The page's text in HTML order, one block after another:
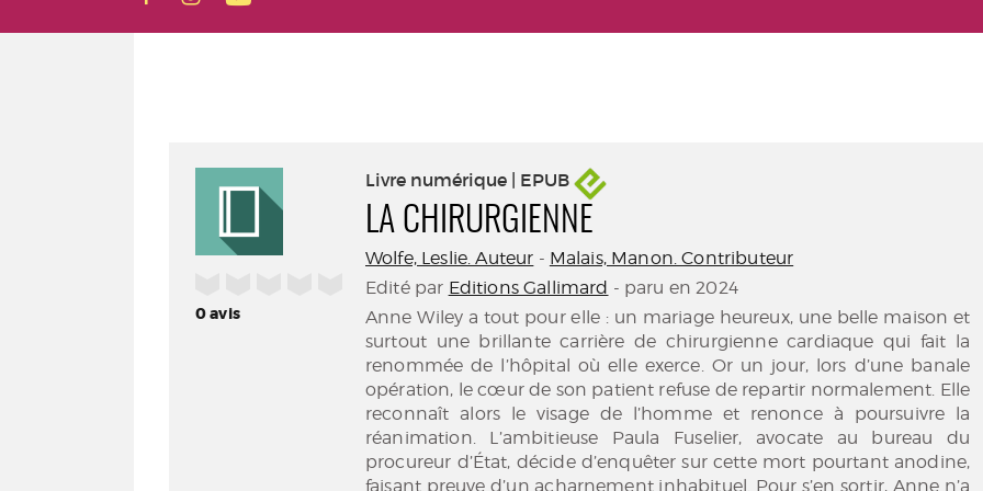
0avis
Livre numérique | EPUB
LA CHIRURGIENNE
Wolfe, Leslie. Auteur - Malais, Manon. Contributeur
Edité par Editions Gallimard - paru en 2024
Anne Wiley a tout pour elle : un mariage heureux, une belle maison et
surtout une brillante carrière de chirurgienne cardiaque qui fait la
renommée de l’hôpital où elle exerce. Or un jour, lors d’une banale
opération, le cœur de son patient refuse de repartir normalement. Elle
reconnaît alors le visage de l’homme et renonce à poursuivre la
réanimation. L’ambitieuse Paula Fuselier, avocate au bureau du
procureur d’État, décide d’enquêter sur cette mort pourtant anodine,
faisant preuve d’un acharnement inhabituel. Pour s’en sortir, Anne n’a